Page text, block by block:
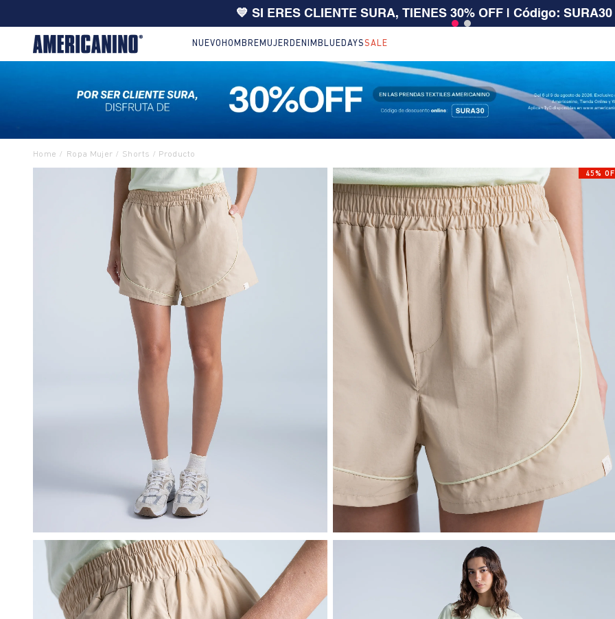
10% EXTRA en compras desde $199.000 | 15% EXTRA desde $400.000 en SALE|
NUEVO HOMBRE MUJER DENIM BLUEDAYSSALE
Ropa Mujer Shorts
45%